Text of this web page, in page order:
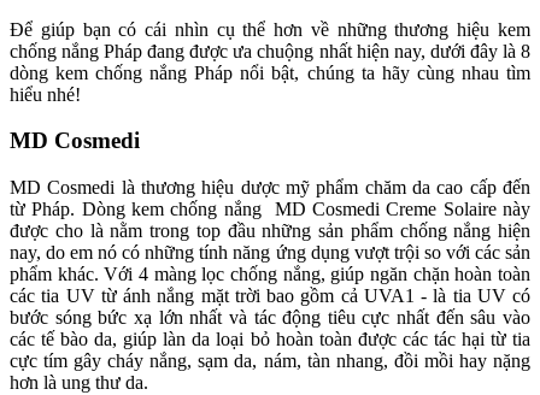
Để giúp bạn có cái nhìn cụ thể hơn về những thương hiệu kem
chống nắng Pháp đang được ưa chuộng nhất hiện nay, dưới đây là 8
dòng kem chống nắng Pháp nổi bật, chúng ta hãy cùng nhau tìm
hiểu nhé!
MD Cosmedi
MD Cosmedi là thương hiệu dược mỹ phẩm chăm da cao cấp đến
từ Pháp. Dòng kem chống nắng MD Cosmedi Creme Solairenày
được cho là nằm trong top đầu những sản phẩm chống nắng hiện
nay, do em nó có những tính năng ứng dụng vượt trội so với các sản
phẩm khác. Với 4 màng lọc chống nắng, giúp ngăn chặn hoàn toàn
các tia UV từ ánh nắng mặt trời bao gồm cả UVA1 - là tia UV có
bước sóng bức xạ lớn nhất và tác động tiêu cực nhất đến sâu vào
các tế bào da, giúp làn da loại bỏ hoàn toàn được các tác hại từ tia
cực tím gây cháy nắng, sạm da, nám, tàn nhang, đồi mồi hay nặng
hơn là ung thư da.